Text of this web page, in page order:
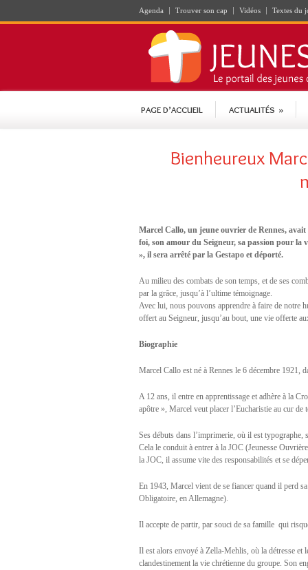
Agenda Trouver son cap Vidéos Textes du
PAGE D’ACCUEIL ACTUALITÉS »
Bienheureux
Marcel Callo, un jeune ouvrier de Rennes,
foi, son amour du Seigneur, sa passion pour la
», il sera arrêté par la Gestapo et déporté.
Au milieu des combats de son temps, et de ses
par la grâce, jusqu’à l’ultime témoignage.
Avec lui, nous pouvons apprendre à faire de notre
offert au Seigneur, jusqu’au bout, une vie offerte
Biographie
Marcel Callo est né à Rennes le 6 décembre 1921,
A 12 ans, il entre en apprentissage et adhère à la
apôtre », Marcel veut placer l’Eucharistie au cur
Ses débuts dans l’imprimerie, où il est
Cela le conduit à entrer à la JOC (Jeunesse
la JOC, il assume vite des responsabilités et se
En 1943, Marcel vient de se fiancer quand il perd
Obligatoire, en Allemagne).
Il accepte de partir, par souci de sa famille  qui
Il est alors envoyé à Zella-Mehlis, où la détresse et
clandestinement la vie chrétienne du groupe. Son